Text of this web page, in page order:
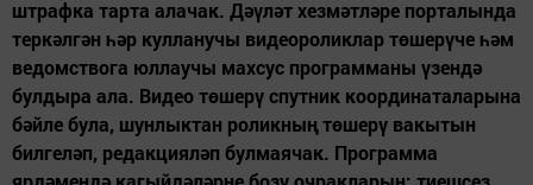
штрафка тарта алачак. Дәүләт хезмәтләре порталында
теркәлгән һәр кулланучы видеороликлар төшерүче һәм
ведомствога юллаучы махсус программаны үзендә
булдыра ала. Видео төшерү спутник координаталарына
бәйле була, шунлыктан роликның төшерү вакытын
билгеләп, редакцияләп булмаячак. Программа